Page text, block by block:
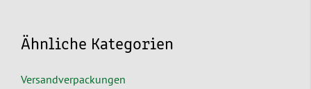
Ähnliche Kategorien
Versandverpackungen